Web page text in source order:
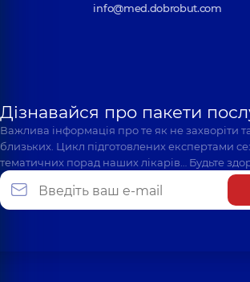
info@med.dobrobut.com
Дізнавайся про пакети
Важлива інформація про те як не захворіти
близьких. Цикл підготовлених експертами
тематичних порад наших лікарів… Будьте